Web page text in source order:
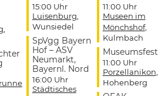
15:00 Uhr
Luisenburg
Wunsiedel
SpVgg Bayern
Hof – ASV
Neumarkt,
Bayernl. Nord
16:00 Uhr
Städtisches
11:00 Uhr
Museen im
Mönchshof,
Kulmbach
Museumsfest
11:00 Uhr
Porzellanikon
Hohenberg